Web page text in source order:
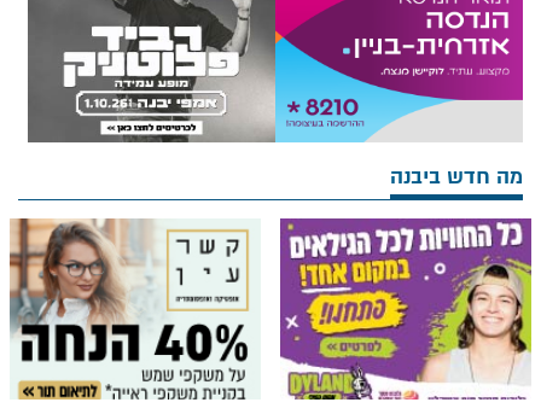
מה חדש ביבנה